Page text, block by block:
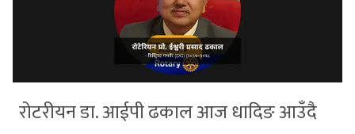
रोटरीयन डा. आईपी ढकाल आज धादिङ आउँदै